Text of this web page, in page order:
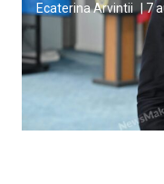
Ecaterina Arvintii |7